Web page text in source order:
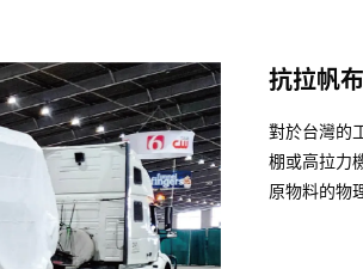
抗拉帆
對於台灣的
棚或高拉力
原物料的物